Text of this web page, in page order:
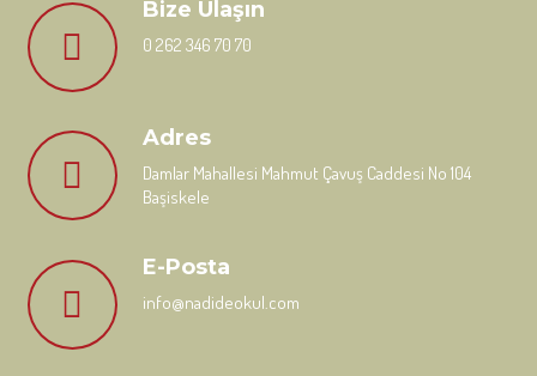
Bize Ulaşın
0 262 346 70 70
Adres
Damlar Mahallesi Mahmut Çavuş Caddesi No 104
Başiskele
E-Posta
info@nadideokul.com